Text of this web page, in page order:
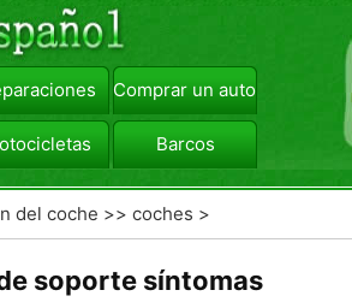
Comprar un automóvil
Barcos
del coche >>coches >
soporte síntomas